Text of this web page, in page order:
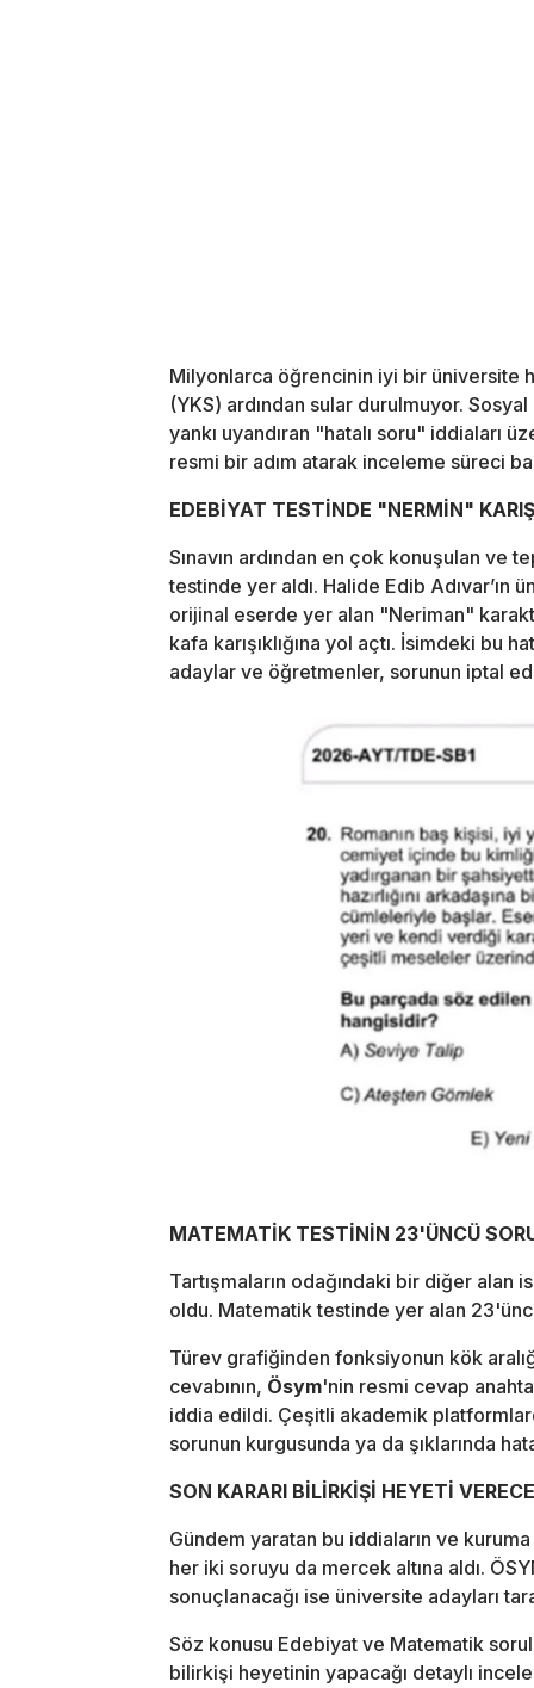
Milyonlarca öğrencinin iyi bir üniversite
(YKS) ardından sular durulmuyor.
yankı uyandıran "hatalı soru" iddiaları
resmi bir adım atarak inceleme süreci
EDEBİYAT TESTİNDE "NERMİN"
Sınavın ardından en çok konuşulan ve
testinde yer aldı. Halide Edib Adıvar’ın
orijinal eserde yer alan "Neriman"
kafa karışıklığına yol açtı. İsimdeki bu
adaylar ve öğretmenler, sorunun iptal
MATEMATİK TESTİNİN 23'ÜNCÜ
Tartışmaların odağındaki bir diğer
oldu. Matematik testinde yer alan
Türev grafiğinden fonksiyonun kök
cevabının, Ösym'nin resmi cevap
iddia edildi. Çeşitli akademik
sorunun kurgusunda ya da şıklarında
SON KARARI BİLİRKİŞİ HEYETİ
Gündem yaratan bu iddiaların ve
her iki soruyu da mercek altına aldı.
sonuçlanacağı ise üniversite adayları
Söz konusu Edebiyat ve Matematik
bilirkişi heyetinin yapacağı detaylı